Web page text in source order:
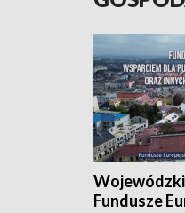
Wojewódzki
Fundusze